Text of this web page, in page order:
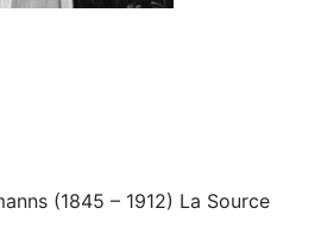
(1845 – 1912) La Source